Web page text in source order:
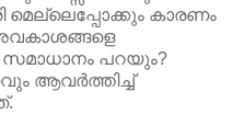
കാരണം
പറയും?
ആവര്‍ത്തിച്ച്